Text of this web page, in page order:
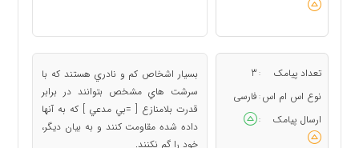
تعداد پیامک :
3
نوع اس ام اس : فارسی
ارسال پیامک
:
بسيار اشخاص كم و نادري هستند كه با
سرشت هاي مشخص بتوانند در برابر
قدرت بلامنازع [ =بي مدعي ] كه به آنها
داده شده مقاومت كنند و به بيان ديگر،
خود را گم نكنند.